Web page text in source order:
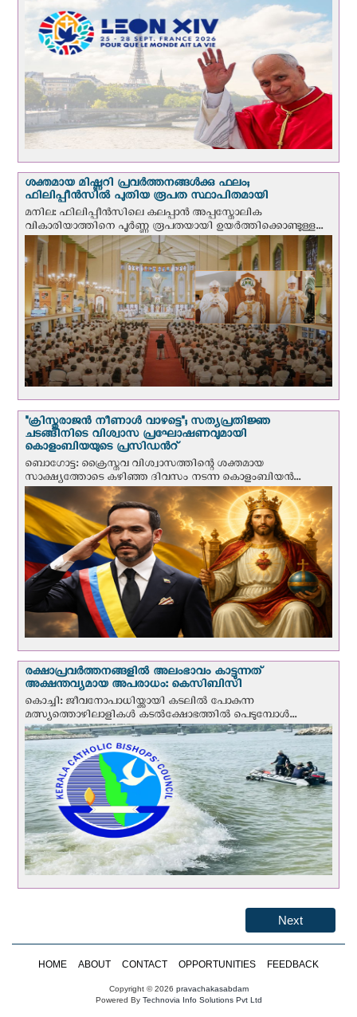
ശക്തമായ മിഷ്ണറി പ്രവർത്തനങ്ങൾക്കു ഫലം;
ഫിലിപ്പീൻസിൽ പുതിയ രൂപത സ്ഥാപിതമായി
മനില: ഫിലിപ്പീൻസിലെ കലപ്പാൻ അപ്പസ്തോലിക
വികാരിയാത്തിനെ പൂർണ്ണ രൂപതയായി ഉയർത്തിക്കൊണ്ടുള്ള...
"ക്രിസ്തുരാജന്‍ നീണാള്‍ വാഴട്ടെ"; സത്യപ്രതിജ്ഞ
ചടങ്ങിനിടെ വിശ്വാസ പ്രഘോഷണവുമായി
കൊളംബിയയുടെ പ്രസിഡന്‍റ്
ബൊഗോട്ട: ക്രൈസ്തവ വിശ്വാസത്തിന്റെ ശക്തമായ
സാക്ഷ്യത്തോടെ കഴിഞ്ഞ ദിവസം നടന്ന കൊളംബിയന്‍...
രക്ഷാപ്രവര്‍ത്തനങ്ങളില്‍ അലംഭാവം കാട്ടുന്നത്
അക്ഷന്തവ്യമായ അപരാധം: കെസിബിസി
കൊച്ചി: ജീവനോപാധിയ്ക്കായി കടലില്‍ പോകുന്ന
മത്സ്യത്തൊഴിലാളികള്‍ കടല്‍ക്ഷോഭത്തില്‍ പെടുമ്പോള്‍...
Next
HOME ABOUT CONTACT OPPORTUNITIES FEEDBACK
Copyright © 2026 pravachakasabdam
Powered ByTechnovia Info Solutions Pvt Ltd